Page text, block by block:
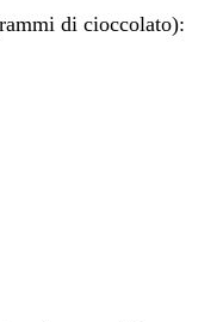
di cioccolato):